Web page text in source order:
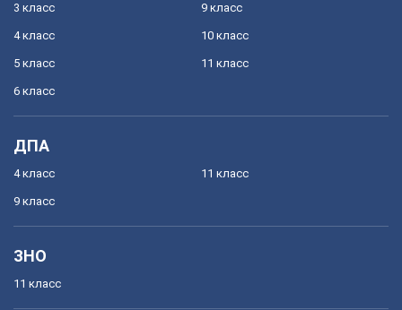
3 класс
4 класс
5 класс
6 класс
9 класс
10 класс
11 класс
ДПА
4 класс
9 класс
11 класс
ЗНО
11 класс